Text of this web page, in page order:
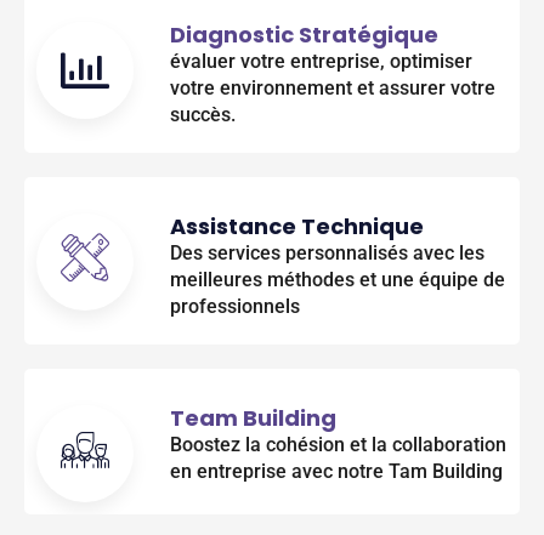
Diagnostic Stratégique
évaluer votre entreprise, optimiser
votre environnement et assurer votre
succès.
Assistance Technique
Des services personnalisés avec les
meilleures méthodes et une équipe de
professionnels
Team Building
Boostez la cohésion et la collaboration
en entreprise avec notre Tam Building